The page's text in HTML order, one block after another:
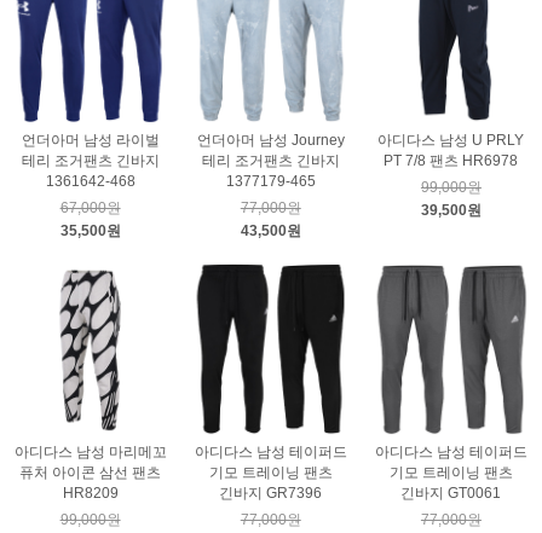
언더아머 남성 라이벌
테리 조거팬츠 긴바지
1361642-468
67,000원
35,500원
언더아머 남성 Journey
테리 조거팬츠 긴바지
1377179-465
77,000원
43,500원
아디다스 남성 U PRLY
PT 7/8 팬츠 HR6978
99,000원
39,500원
아디다스 남성 마리메꼬
퓨처 아이콘 삼선 팬츠
HR8209
99,000원
아디다스 남성 테이퍼드
기모 트레이닝 팬츠
긴바지 GR7396
77,000원
아디다스 남성 테이퍼드
기모 트레이닝 팬츠
긴바지 GT0061
77,000원